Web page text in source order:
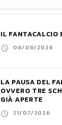
IL FANTACALCIO
06/08/2026
LA PAUSA DEL
OVVERO TRE
GIÀ APERTE
21/07/2026